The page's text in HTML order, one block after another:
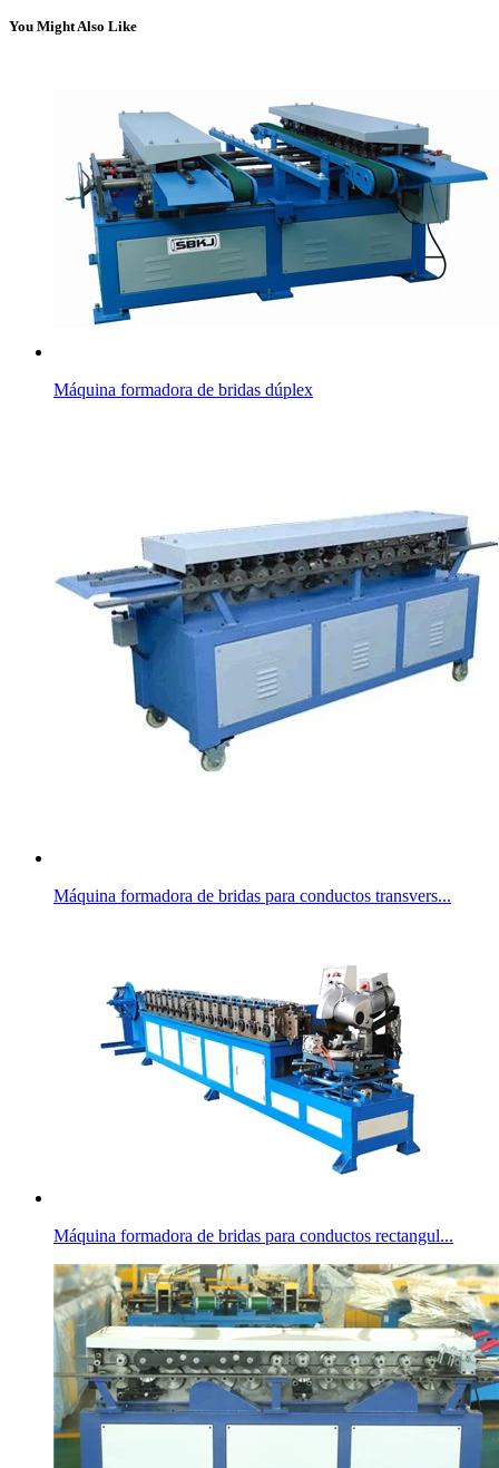
You Might Also Like
Máquina formadora de bridas dúplex
Máquina formadora de bridas para conductos transvers...
Máquina formadora de bridas para conductos rectangul...